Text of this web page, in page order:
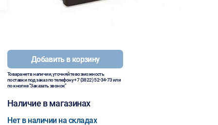
Добавить в корзину
Товара нет в наличии, уточняйте возможность
поставки под заказ по телефону+7 (3822) 52-34-73или
по кнопке "Заказать звонок"
Наличие в магазинах
Нет в наличии на складах